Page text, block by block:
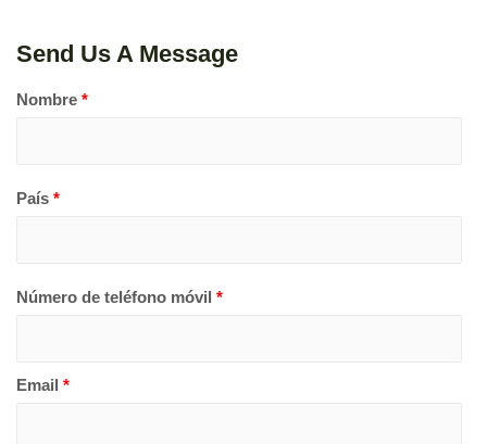
Send Us A Message
Nombre *
País *
Número de teléfono móvil *
Email *